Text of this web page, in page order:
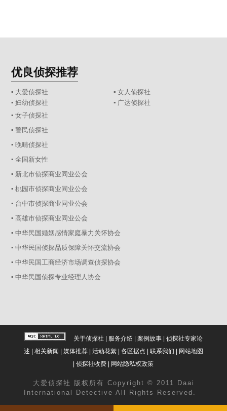
优良侦探推荐
▪ 大爱侦探社
▪ 女人侦探社
▪ 妇幼侦探社
▪ 广达侦探社
▪ 女子侦探社
▪ 警民侦探社
▪ 晚晴侦探社
▪ 全国新女性
▪ 新北市侦探商业同业公会
▪ 桃园市侦探商业同业公会
▪ 台中市侦探商业同业公会
▪ 高雄市侦探商业同业公会
▪ 中华民国婚姻感情家庭暴力关怀协会
▪ 中华民国侦探品质保障关怀交流协会
▪ 中华民国工商经济市场调查侦探协会
▪ 中华民国侦探专业经理人协会
关于侦探社 服务介绍 案例故事| 侦探社专家论
述
相关新闻 媒体推荐| 活动花絮| 各区据点 联系我们
网站地图
|侦探社收费 网站隐私权政策
大爱 侦探社
版权所有 Copyright © 2011 Daai
International Detective All Rights Reserved.